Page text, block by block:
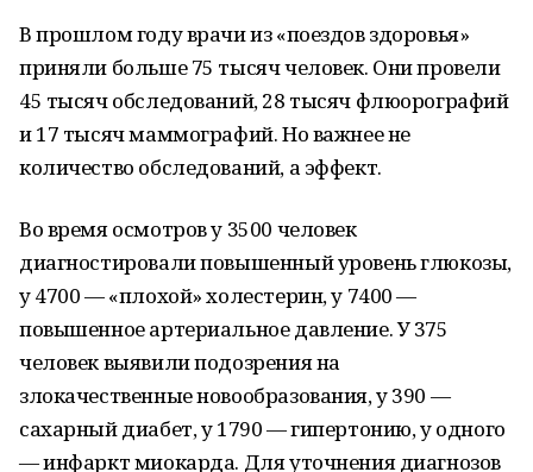
В прошлом году врачи из «поездов здоровья»
приняли больше 75 тысяч человек. Они провели
45 тысяч обследований, 28 тысяч флюорографий
и 17 тысяч маммографий. Но важнее не
количество обследований, а эффект.
Во время осмотров у 3500 человек
диагностировали повышенный уровень глюкозы,
у 4700 — «плохой» холестерин, у 7400 —
повышенное артериальное давление. У 375
человек выявили подозрения на
злокачественные новообразования, у 390 —
сахарный диабет, у 1790 — гипертонию, у одного
— инфаркт миокарда. Для уточнения диагнозов